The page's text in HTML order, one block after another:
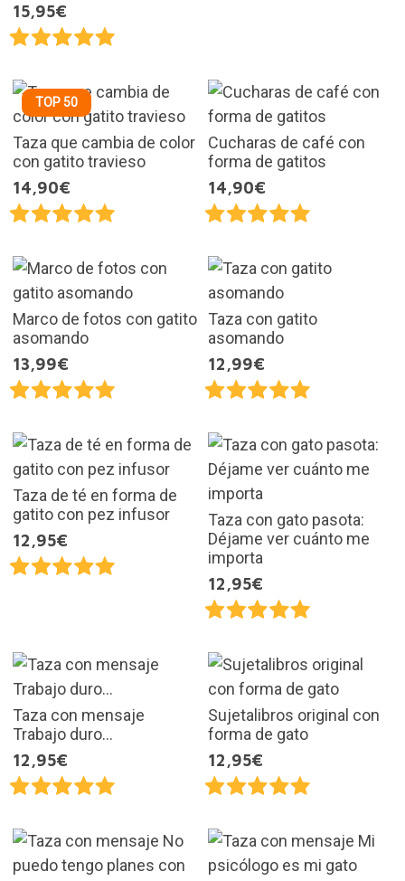
15,95€
TOP 50
Taza que cambia de color
con gatito travieso
14,90€
Cucharas de café con
forma de gatitos
14,90€
Marco de fotos con gatito
asomando
13,99€
Taza con gatito
asomando
12,99€
Taza de té en forma de
gatito con pez infusor
12,95€
Taza con gato pasota:
Déjame ver cuánto me
importa
12,95€
Taza con mensaje
Trabajo duro...
12,95€
Sujetalibros original con
forma de gato
12,95€